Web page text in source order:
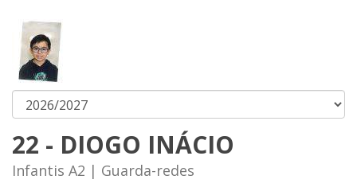
22 - DIOGO INÁCIO
Infantis A2 | Guarda-redes